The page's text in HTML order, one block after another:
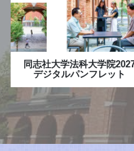
同志社大学法科大学院
デジタルパンフレット